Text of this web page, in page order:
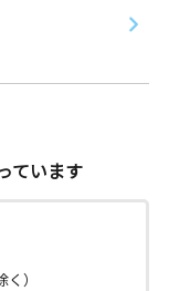
ています
）